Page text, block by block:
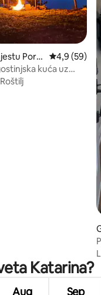
65
Port
Prosječna
4,9 (59)
kuća uz
Roštilj
Katarina?
Aug Sep